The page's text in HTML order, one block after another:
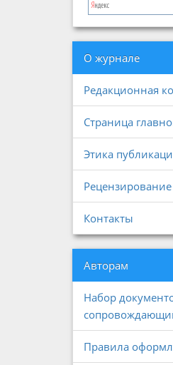
О журнале
Редакционная
Страница
Этика
Рецензирование
Контакты
Авторам
Набор
Правила